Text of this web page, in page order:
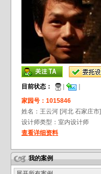
目前状态：
家园号：1015846
姓名：王云河[河北 石家庄市]
设计师类型：室内设计师
查看详细资料
我的案例